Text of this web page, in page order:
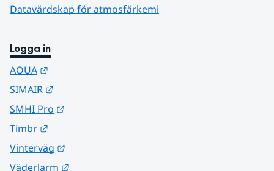
Datavärdskap för atmosfärkemi
Logga in
AQUA
SIMAIR
SMHI Pro
Timbr
Vinterväg
Väderlarm